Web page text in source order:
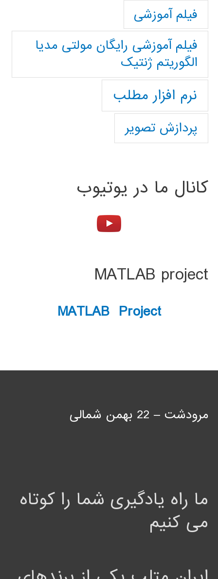
فیلم آموزشی
فیلم آموزشی رایگان مولتی مدیا
الگوریتم ژنتیک
نرم افزار مطلب
پردازش تصویر
کانال ما در یوتیوب
MATLAB project
MATLAB Project
مرودشت – 22 بهمن شمالی
ما راه یادگیری شما را کوتاه
می کنیم